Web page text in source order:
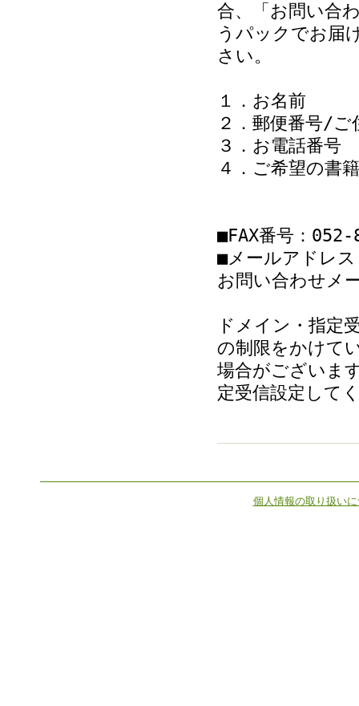
合、「お問い合
うパックでお届
さい。
１．お名前
２．郵便番号/
３．お電話番号
４．ご希望の書
■FAX番号：
■メールアドレス
お問い合わせメ
ドメイン・指定
の制限をかけて
場合がございま
定受信設定して
個人情報の取り扱い